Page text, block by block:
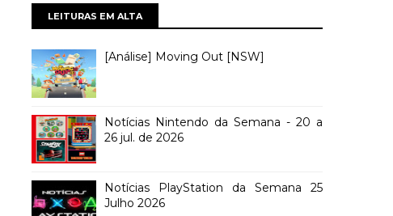
LEITURAS EM ALTA
[Análise] Moving Out [NSW]
Notícias Nintendo da Semana - 20 a
26 jul. de 2026
Notícias PlayStation da Semana 25
Julho 2026